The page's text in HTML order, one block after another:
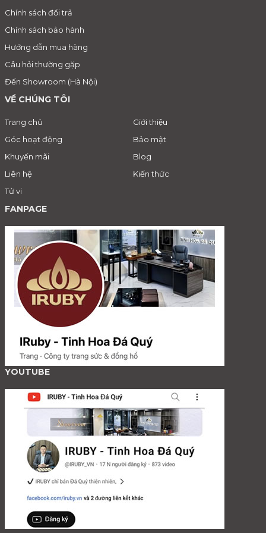
Chính sách đổi trả
Chính sách bảo hành
Hướng dẫn mua hàng
Câu hỏi thường gặp
Đến Showroom (Hà Nội)
VỀ CHÚNG TÔI
Trang chủ
Giới thiệu
Góc hoạt động
Bảo mật
Khuyến mãi
Blog
Liên hệ
Kiến thức
Tử vi
FANPAGE
YOUTUBE